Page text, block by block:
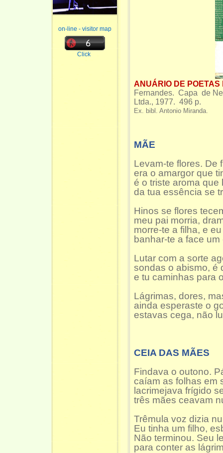
on-line - visitor map
Click
ANUÁRIO DE
Fernandes. Capa de
Ltda., 1977. 496 p.
Ex. bibl. Antonio Miranda.
MÃE
Levam-te flores. De
era o amargor que
é o triste aroma que
da tua essência se
Hinos se flores
meu pai morria,
morre-te a filha, e
banhar-te a face
Lutar com a sorte
sondas o abismo, é
e tu caminhas para
Lágrimas, dores,
ainda esperaste o
estavas cega, não
CEIA DAS MÃES
Findava o outono.
caíam as folhas em
lacrimejava frígido
três mães ceavam
Trêmula voz dizia
Eu tinha um filho,
Não terminou. Seu
para conter as